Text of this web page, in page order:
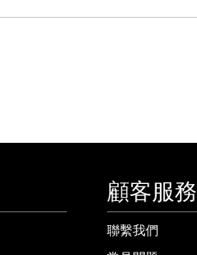
顧客服務
聯繫我們